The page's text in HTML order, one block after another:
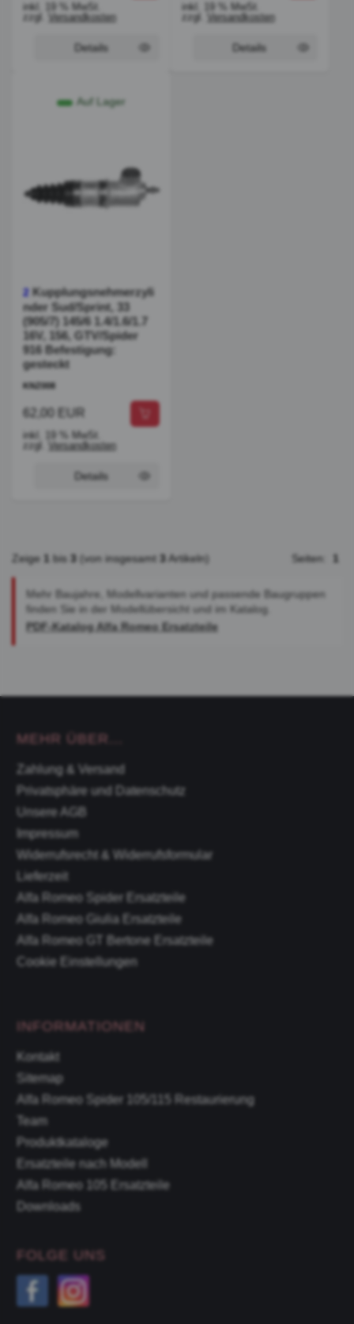
inkl. 19 % MwSt.
zzgl.
Versandkosten
Details
inkl. 19 % MwSt.
zzgl.
Versandkosten
Details
Auf Lager
2 Kupplungsnehmerzyli
nder Sud/Sprint, 33
(905/7) 145/6 1.4/1.6/1.7
16V, 156, GTV/Spider
916 Befestigung:
gesteckt
KNZ008
62,00 EUR
inkl. 19 % MwSt.
zzgl.
Versandkosten
Details
Zeige 1 bis 3 (von insgesamt 3 Artikeln) Seiten: 1
Mehr Baujahre, Modellvarianten und passende Baugruppen
finden Sie in der Modellübersicht und im Katalog.
PDF-Katalog Alfa Romeo Ersatzteile
MEHR ÜBER...
Zahlung & Versand
Privatsphäre und Datenschutz
Unsere AGB
Impressum
Widerrufsrecht & Widerrufsformular
Lieferzeit
Alfa Romeo Spider Ersatzteile
Alfa Romeo Giulia Ersatzteile
Alfa Romeo GT Bertone Ersatzteile
Cookie Einstellungen
INFORMATIONEN
Kontakt
Sitemap
Alfa Romeo Spider 105/115 Restaurierung
Team
Produktkataloge
Ersatzteile nach Modell
Alfa Romeo 105 Ersatzteile
Downloads
FOLGE UNS